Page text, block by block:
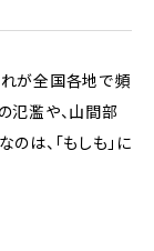
が全国各地で頻
氾濫や、山間部
は、「もしも」に